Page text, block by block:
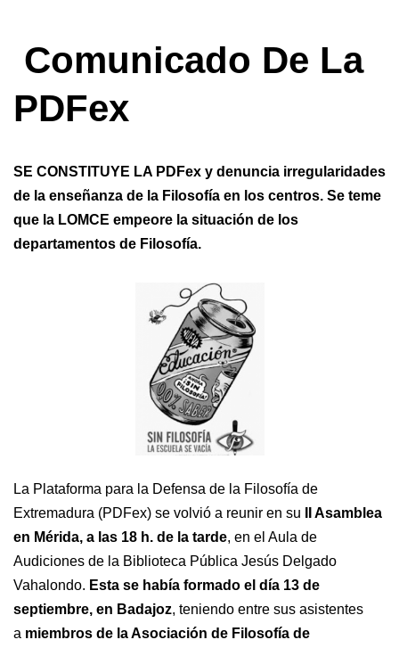
Comunicado De La
PDFex
SE CONSTITUYE LA PDFex y denuncia irregularidades
de la enseñanza de la Filosofía en los centros. Se teme
que la LOMCE empeore la situación de los
departamentos de Filosofía.
La Plataforma para la Defensa de la Filosofía de
Extremadura (PDFex) se volvió a reunir en su II Asamblea
en Mérida, a las 18 h. de la tarde, en el Aula de
Audiciones de la Biblioteca Pública Jesús Delgado
Vahalondo. Esta se había formado el día 13 de
septiembre, en Badajoz, teniendo entre sus asistentes
a miembros de la Asociación de Filosofía de